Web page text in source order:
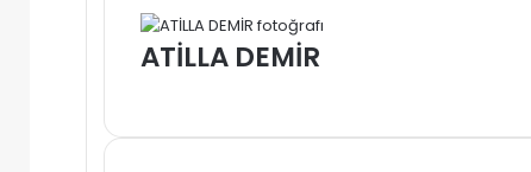
ATİLLA DEMİR